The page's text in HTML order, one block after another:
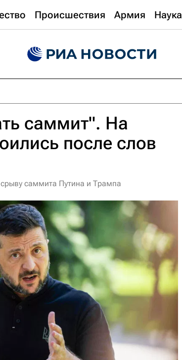
Происшествия Армия Наука
саммит". На
после слов
саммита Путина и Трампа